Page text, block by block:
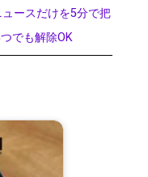
ュースだけを5分で把
でも解除OK